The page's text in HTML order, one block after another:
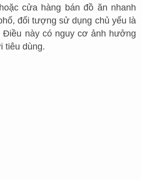
cửa hàng bán đồ ăn nhanh
đối tượng sử dụng chủ yếu là
Điều này có nguy cơ ảnh hưởng
tiêu dùng.